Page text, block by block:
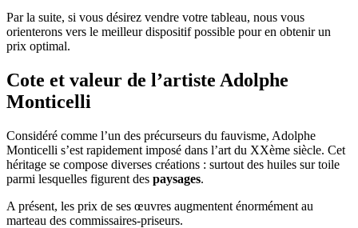
Par la suite, si vous désirez vendre votre tableau, nous vous
orienterons vers le meilleur dispositif possible pour en obtenir un
prix optimal.
Cote et valeur de l’artiste Adolphe
Monticelli
Considéré comme l’un des précurseurs du fauvisme, Adolphe
Monticelli s’est rapidement imposé dans l’art du XXème siècle. Cet
héritage se compose diverses créations : surtout des huiles sur toile
parmi lesquelles figurent des paysages.
A présent, les prix de ses œuvres augmentent énormément au
marteau des commissaires-priseurs.